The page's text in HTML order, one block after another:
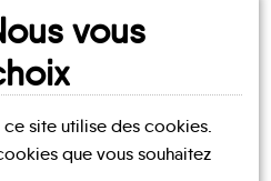
NOUS !
vous
ce site utilise des cookies.
que vous souhaitez